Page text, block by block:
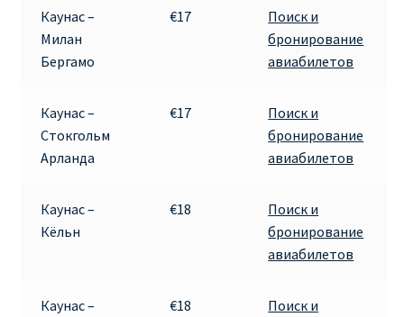
Каунас –
Милан
Бергамо
€17
Поиск и
бронирование
авиабилетов
Каунас –
Стокгольм
Арланда
€17
Поиск и
бронирование
авиабилетов
Каунас –
Кёльн
€18
Поиск и
бронирование
авиабилетов
Каунас –
€18
Поиск и